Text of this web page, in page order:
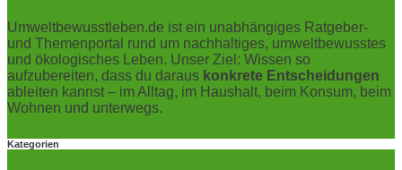
Umweltbewusstleben.de ist ein unabhängiges Ratgeber-
und Themenportal rund um nachhaltiges, umweltbewusstes
und ökologisches Leben. Unser Ziel: Wissen so
aufzubereiten, dass du daraus konkrete Entscheidungen
ableiten kannst – im Alltag, im Haushalt, beim Konsum, beim
Wohnen und unterwegs.
Kategorien